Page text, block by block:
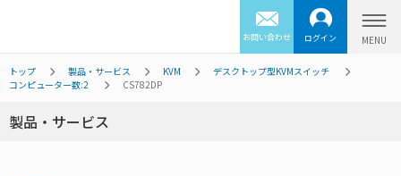
お問い合わせ ログイン
トップ 製品・サービス KVM
デスクトップ型KVMスイッチ
コンピューター数:2
CS782DP
製品・サービス